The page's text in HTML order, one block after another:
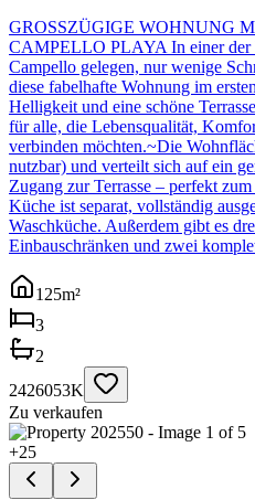
GROSSZÜGIGE WOHNUNG
CAMPELLO PLAYA In einer der
Campello gelegen, nur wenige
diese fabelhafte Wohnung im
Helligkeit und eine schöne
für alle, die Lebensqualität,
verbinden möchten.~Die
nutzbar) und verteilt sich auf ein
Zugang zur Terrasse – perfekt
Küche ist separat, vollständig
Waschküche. Außerdem gibt es
Einbauschränken und zwei
125m²
3
2
2426053K
Zu verkaufen
+25